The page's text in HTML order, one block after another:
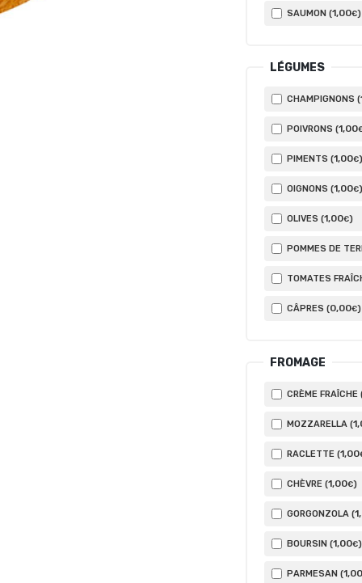
SAUMON (1,00€)
LÉGUMES
CHAMPIGNONS (
POIVRONS (1,00
PIMENTS (1,00€)
OIGNONS (1,00€)
OLIVES (1,00€)
POMMES DE
TOMATES
CÂPRES (0,00€)
FROMAGE
CRÈME FRAÎCHE
MOZZARELLA (1
RACLETTE (1,00
CHÈVRE (1,00€)
GORGONZOLA (1
BOURSIN (1,00€)
PARMESAN (1,00